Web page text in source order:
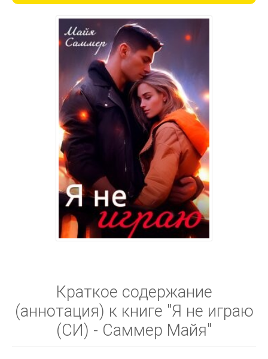
Краткое содержание
(аннотация) к книге "Я не играю
(СИ) - Саммер Майя"